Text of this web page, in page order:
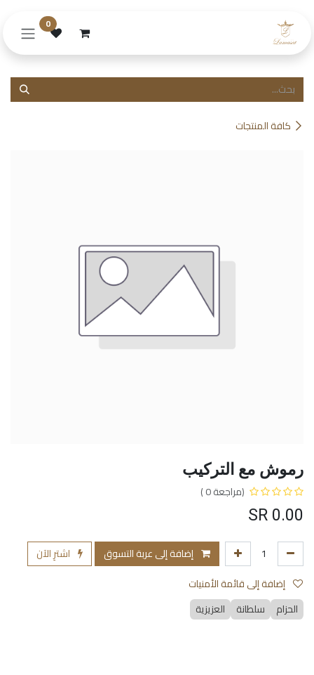
0
كافة المنتجات
رموش مع التركيب
(مراجعة 0 )
0.00
إضافة إلى عربة التسوق
اشترِ الآن
الحزام
سلطانة العزيزية